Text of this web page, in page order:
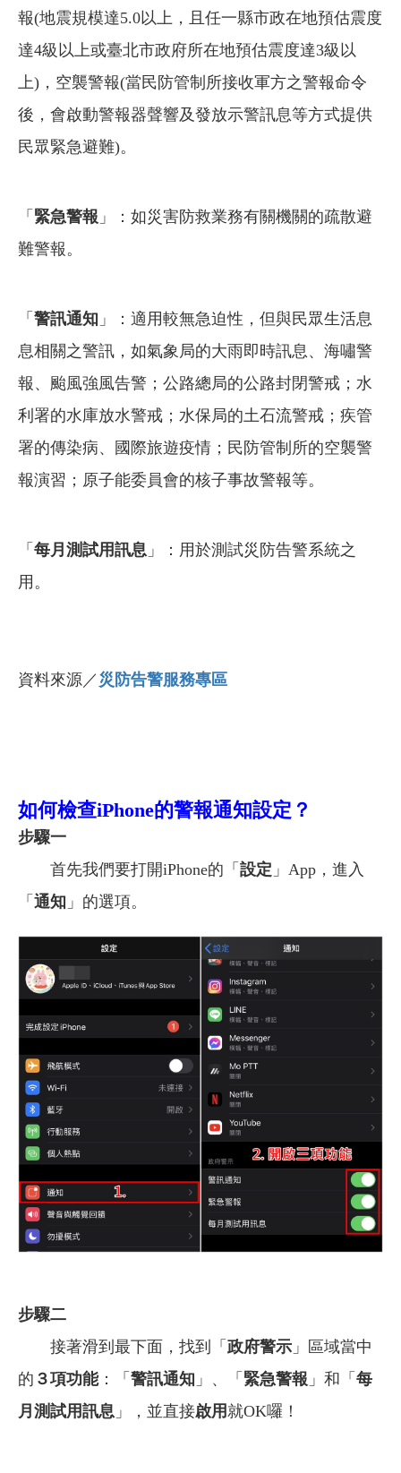
報(地震規模達5.0以上，且任一縣市政在地預估震度
達4級以上或臺北市政府所在地預估震度達3級以
上)，空襲警報(當民防管制所接收軍方之警報命令
後，會啟動警報器聲響及發放示警訊息等方式提供
民眾緊急避難)。
「 緊急警報 」：如災害防救業務有關機關的疏散避
難警報。
「 警訊通知 」：適用較無急迫性，但與民眾生活息
息相關之警訊，如氣象局的大雨即時訊息、海嘯警
報、颱風強風告警；公路總局的公路封閉警戒；水
利署的水庫放水警戒；水保局的土石流警戒；疾管
署的傳染病、國際旅遊疫情；民防管制所的空襲警
報演習；原子能委員會的核子事故警報等。
「 每月測試用訊息 」：用於測試災防告警系統之
用。
資料來源／ 災防告警服務專區
如何檢查iPhone的警報通知設定？
步驟一
首先我們要打開iPhone的「 設定 」App，進入
「 通知 」的選項。
步驟二
接著滑到最下面，找到「 政府警示 」區域當中
的 ３項功能：「 警訊通知 」、「 緊急警報 」和「 每
月測試用訊息 」，並直接啟用 就OK囉！